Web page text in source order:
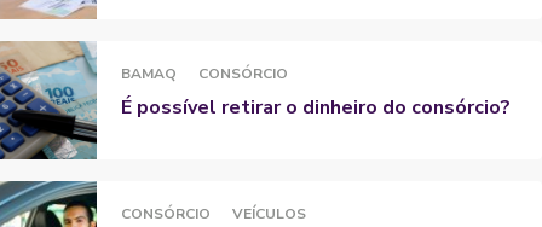
BAMAQ CONSÓRCIO
É possível retirar o dinheiro do consórcio?
CONSÓRCIO VEÍCULOS